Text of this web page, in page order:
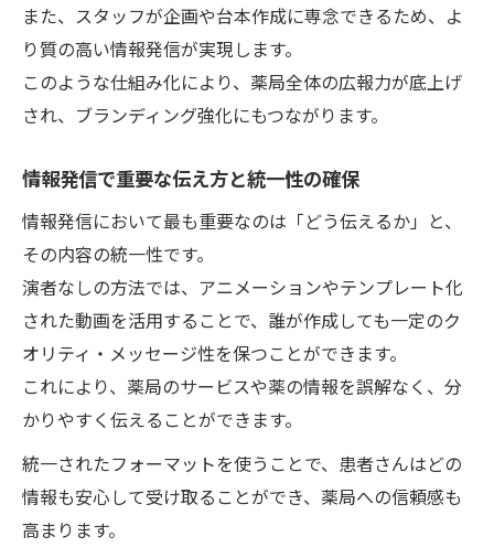
また、スタッフが企画や台本作成に専念できるため、よ
り質の高い情報発信が実現します。
このような仕組み化により、薬局全体の広報力が底上げ
され、ブランディング強化にもつながります。
情報発信で重要な伝え方と統一性の確保
情報発信において最も重要なのは「どう伝えるか」と、
その内容の統一性です。
演者なしの方法では、アニメーションやテンプレート化
された動画を活用することで、誰が作成しても一定のク
オリティ・メッセージ性を保つことができます。
これにより、薬局のサービスや薬の情報を誤解なく、分
かりやすく伝えることができます。
統一されたフォーマットを使うことで、患者さんはどの
情報も安心して受け取ることができ、薬局への信頼感も
高まります。